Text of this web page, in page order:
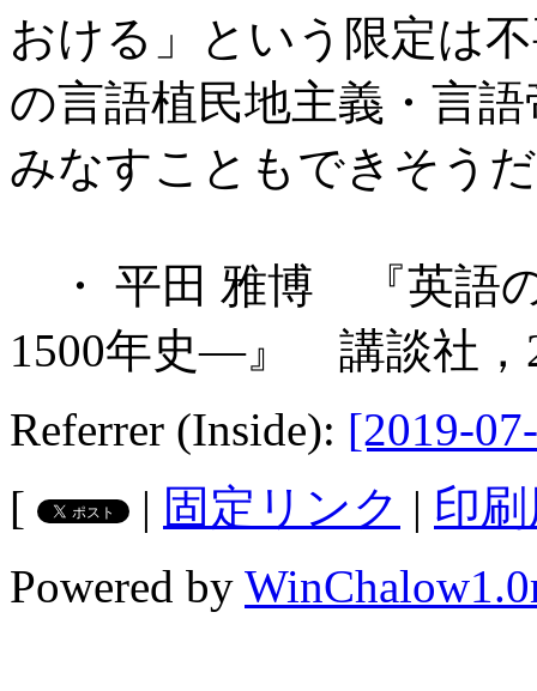
おける」という限定は
の言語植民地主義・言
みなすこともできそう
・ 平田 雅博 『英語
1500年史―』 講談社，
Referrer (Inside): [2019-
[
| 固定リンク | 印
Powered by